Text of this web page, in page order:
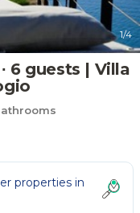
1/4
6 guests | Villa
properties in